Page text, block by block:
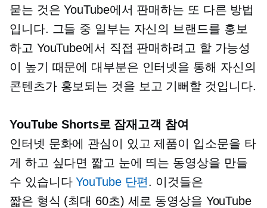
묻는 것은 YouTube에서 판매하는 또 다른 방법
입니다. 그들 중 일부는 자신의 브랜드를 홍보
하고 YouTube에서 직접 판매하려고 할 가능성
이 높기 때문에 대부분은 인터넷을 통해 자신의
콘텐츠가 홍보되는 것을 보고 기뻐할 것입니다.
YouTube Shorts로 잠재고객 참여
인터넷 문화에 관심이 있고 제품이 입소문을 타
게 하고 싶다면 짧고 눈에 띄는 동영상을 만들
수 있습니다YouTube 단편. 이것들은
짧은 형식 (최대 60초) 세로 동영상을 YouTube